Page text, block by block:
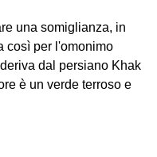
una somiglianza, in
così per l'omonimo
dal persiano Khak
è un verde terroso e